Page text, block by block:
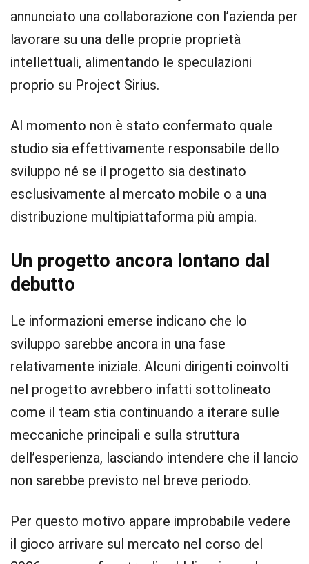
annunciato una collaborazione con l’azienda per
lavorare su una delle proprie proprietà
intellettuali, alimentando le speculazioni
proprio su Project Sirius.
Al momento non è stato confermato quale
studio sia effettivamente responsabile dello
sviluppo né se il progetto sia destinato
esclusivamente al mercato mobile o a una
distribuzione multipiattaforma più ampia.
Un progetto ancora lontano dal
debutto
Le informazioni emerse indicano che lo
sviluppo sarebbe ancora in una fase
relativamente iniziale. Alcuni dirigenti coinvolti
nel progetto avrebbero infatti sottolineato
come il team stia continuando a iterare sulle
meccaniche principali e sulla struttura
dell’esperienza, lasciando intendere che il lancio
non sarebbe previsto nel breve periodo.
Per questo motivo appare improbabile vedere
il gioco arrivare sul mercato nel corso del